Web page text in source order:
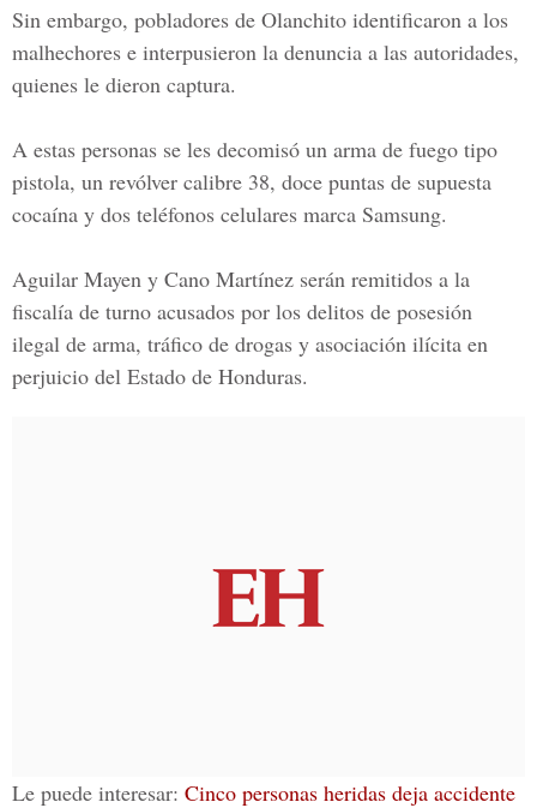
Sin embargo, pobladores de Olanchito identificaron a los
malhechores e interpusieron la denuncia a las autoridades,
quienes le dieron captura.
A estas personas se les decomisó un arma de fuego tipo
pistola, un revólver calibre 38, doce puntas de supuesta
cocaína y dos teléfonos celulares marca Samsung.
Aguilar Mayen y Cano Martínez serán remitidos a la
fiscalía de turno acusados por los delitos de posesión
ilegal de arma, tráfico de drogas y asociación ilícita en
perjuicio del Estado de Honduras.
Le puede interesar: Cinco personas heridas deja accidente